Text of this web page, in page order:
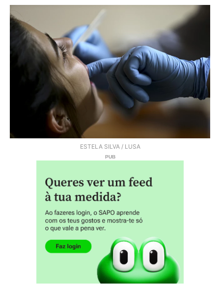
ESTELA SILVA / LUSA